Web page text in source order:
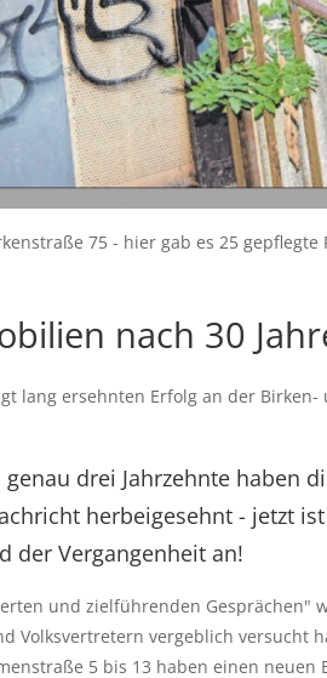
75 - hier gab es 25
nach 30
lang ersehnten Erfolg an der
drei Jahrzehnte haben
herbeigesehnt - jetzt
der Vergangenheit an!
und zielführenden Gesprächen"
Volksvertretern vergeblich versucht
5 bis 13 haben einen